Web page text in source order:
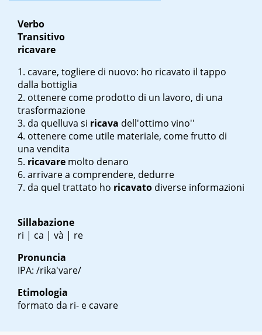
Verbo
Transitivo
ricavare
cavare, togliere di nuovo: ho ricavato il tappo
dalla bottiglia
ottenere come prodotto di un lavoro, di una
trasformazione
da quelluva si ricava dell'ottimo vino''
ottenere come utile materiale, come frutto di
una vendita
ricavare molto denaro
arrivare a comprendere, dedurre
da quel trattato ho ricavato diverse informazioni
Sillabazione
ri | ca | và | re
Pronuncia
IPA: /rika'vare/
Etimologia
formato da ri- e cavare